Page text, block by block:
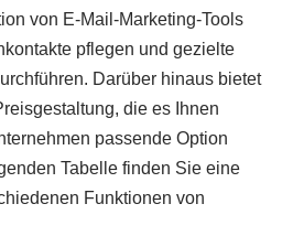
von E-Mail-Marketing-Tools
pflegen und gezielte
Darüber hinaus bietet
die es Ihnen
passende Option
Tabelle finden Sie eine
Funktionen von